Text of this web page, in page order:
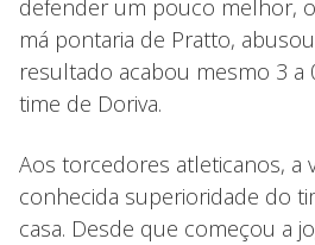
defender um pouco melhor,
má pontaria de Pratto,
resultado acabou mesmo 3 a
time de Doriva.
Aos torcedores atleticanos, a
conhecida superioridade do
casa. Desde que começou a